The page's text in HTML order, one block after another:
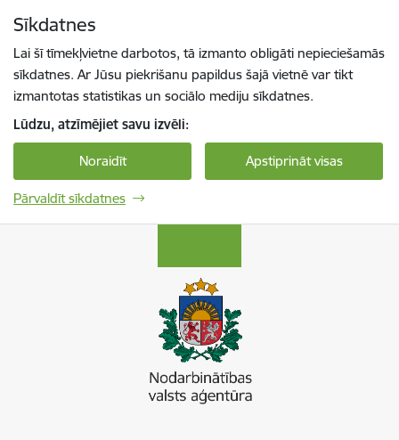
Sīkdatnes
Lai šī tīmekļvietne darbotos, tā izmanto obligāti nepieciešamās
sīkdatnes. Ar Jūsu piekrišanu papildus šajā vietnē var tikt
izmantotas statistikas un sociālo mediju sīkdatnes.
Lūdzu, atzīmējiet savu izvēli:
Noraidīt Apstiprināt visas
Pārvaldīt sīkdatnes